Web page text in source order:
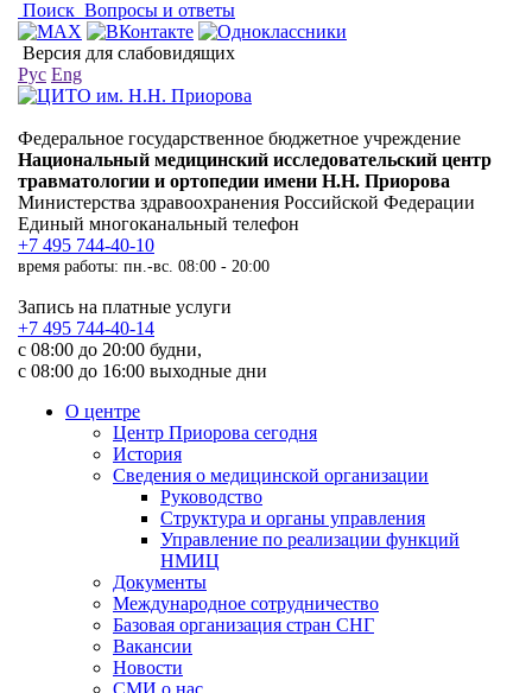
Поиск Вопросы и ответы
Версия для слабовидящих
Рус Eng
Федеральное государственное бюджетное учреждение
Национальный медицинский исследовательский центр
травматологии и ортопедии имени Н.Н. Приорова
Министерства здравоохранения Российской Федерации
Единый многоканальный телефон
+7 495 744-40-10
время работы: пн.-вс. 08:00 - 20:00
Запись на платные услуги
+7 495 744-40-14
с 08:00 до 20:00 будни,
с 08:00 до 16:00 выходные дни
О центре
Центр Приорова сегодня
История
Сведения о медицинской организации
Руководство
Структура и органы управления
Управление по реализации функций
НМИЦ
Документы
Международное сотрудничество
Базовая организация стран СНГ
Вакансии
Новости
СМИ о нас